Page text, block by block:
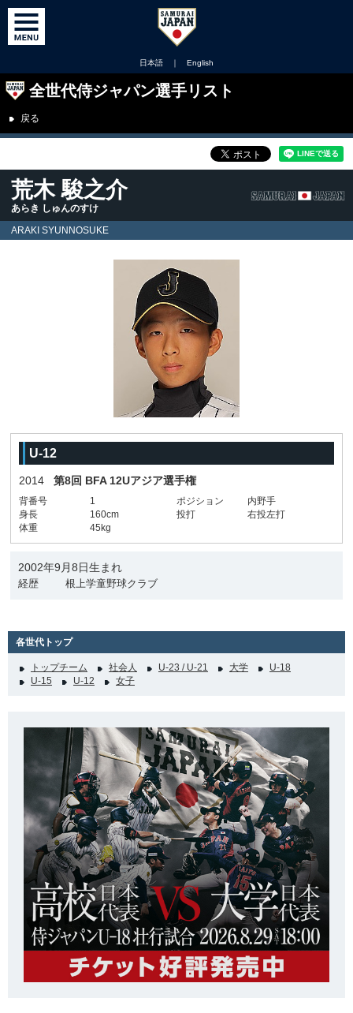
日本語 ｜ English
全世代侍ジャパン選手リスト
戻る
荒木 駿之介
あらき しゅんのすけ
ARAKI SYUNNOSUKE
U-12
2014 第8回 BFA 12Uアジア選手権
背番号 1 ポジション
内野手
身長
160cm 投打
右投左打
体重
45kg
2002年9月8日生まれ
経歴 根上学童野球クラブ
各世代トップ
トップチーム 社会人 U-23 / U-21 大学
U-18
U-15
U-12 女子